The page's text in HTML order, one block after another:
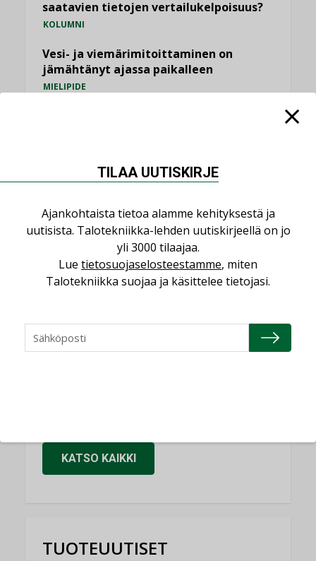
saatavien tietojen vertailukelpoisuus?
KOLUMNI
Vesi- ja viemärimitoittaminen on
jämähtänyt ajassa paikalleen
MIELIPIDE
NIMITYKSET
Consti
NIMITYKSET
NIMITYKSET
Granlund Oy
KATSO KAIKKI
TUOTEUUTISET
TILAA UUTISKIRJE
Ajankohtaista tietoa alamme kehityksestä ja
uutisista. Talotekniikka-lehden uutiskirjeellä on jo
yli 3000 tilaajaa.
Lue tietosuojaselosteestamme, miten
Talotekniikka suojaa ja käsittelee tietojasi.